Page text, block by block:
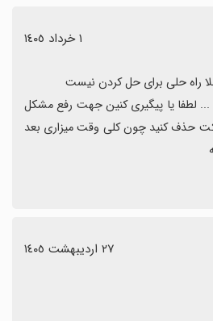
١ خرداد ١٤٠٥
٢٧ اردیبهشت ١٤٠٥